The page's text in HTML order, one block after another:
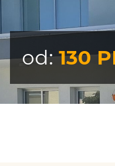
od:130